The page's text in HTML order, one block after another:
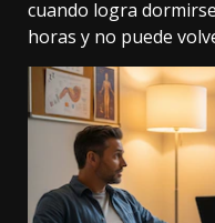
cuando logra
horas y no puede